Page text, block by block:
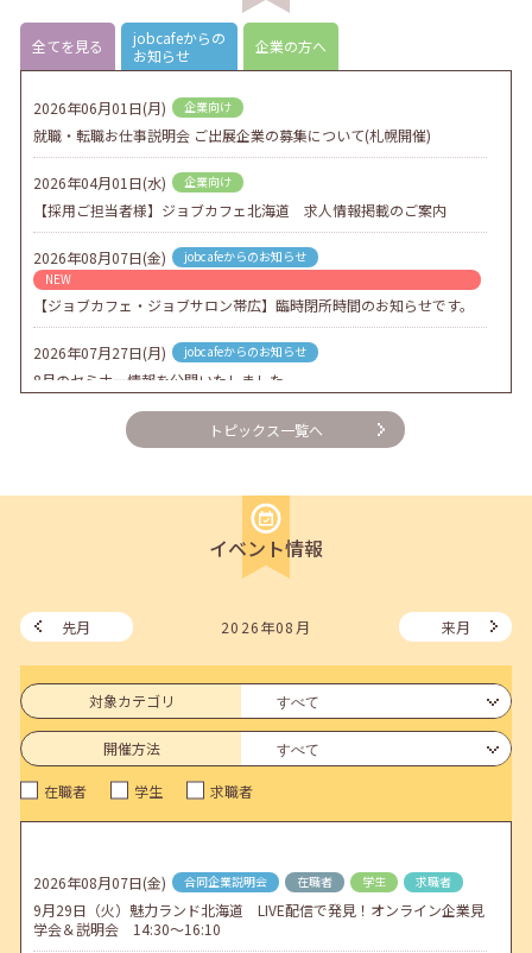
全てを見る
jobcafeからの
お知らせ
企業の方へ
2026年06月01日(月) 企業向け
就職・転職お仕事説明会 ご出展企業の募集について(札幌開催)
2026年04月01日(水) 企業向け
【採用ご担当者様】ジョブカフェ北海道 求人情報掲載のご案内
2026年08月07日(金)
jobcafeからのお知らせ
NEW
【ジョブカフェ・ジョブサロン帯広】臨時閉所時間のお知らせです。
2026年07月27日(月) jobcafeからのお知らせ
8月のセミナー情報を公開いたしました。
2026年07月01日(水) 企業向け
企業様向けセミナー「現場を巻き込む！人事のための『越境人材育
jobcafeからのお知らせ
7月のセミナー情報を公開いたしました。
メールカウンセリング、就職決定報告フォーム復旧いたしました。
2026年05月25日(月) jobcafeからのお知らせ
6月のセミナー情報を公開いたしました。
2026年05月01日(金) jobcafeからのお知らせ
連休前後（ゴールデンウィーク）のメールキャリア・アドバイス対応
についてのお知らせ
2026年04月02日(木) jobcafeからのお知らせ
ゴールデンウィーク期間中のご利用について
トピックス一覧へ
イベント情報
先月 2026年08月 来月
対象カテゴリ
開催方法
在職者 学生 求職者
2026年08月07日(金) 合同企業説明会 在職者 学生 求職者
9月29日（火）魅力ランド北海道 LIVE配信で発見！オンライン企業見
学会＆説明会 14:30～16:10